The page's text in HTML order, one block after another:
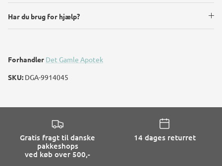
Har du brug for hjælp?
Forhandler Det Gamle Apotek
SKU: DGA-9914045
Gratis fragt til danske
pakkeshops
ved køb over 500,-
14 dages returret